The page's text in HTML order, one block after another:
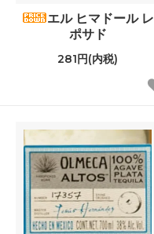
エル ヒマドール レ
ポサド
281円(内税)